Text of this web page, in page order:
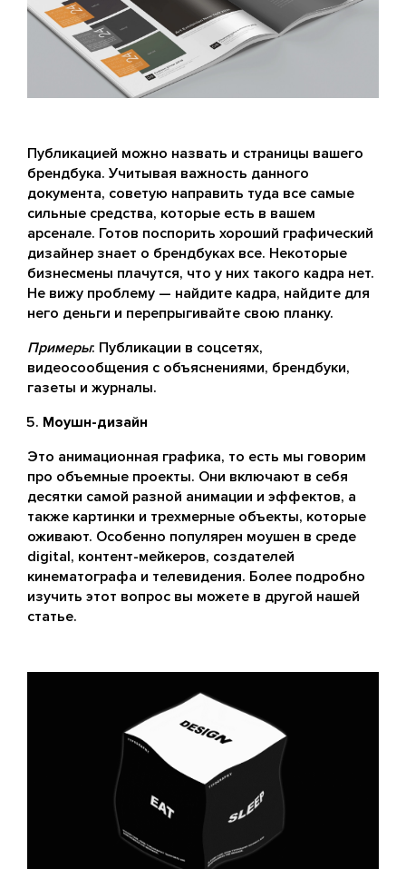
Публикацией можно назвать и страницы вашего
брендбука. Учитывая важность данного
документа, советую направить туда все самые
сильные средства, которые есть в вашем
арсенале. Готов поспорить хороший графический
дизайнер знает о брендбуках все. Некоторые
бизнесмены плачутся, что у них такого кадра нет.
Не вижу проблему — найдите кадра, найдите для
него деньги и перепрыгивайте свою планку.
Примеры: Публикации в соцсетях,
видеосообщения с объяснениями, брендбуки,
газеты и журналы.
Моушн-дизайн
Это анимационная графика, то есть мы говорим
про объемные проекты. Они включают в себя
десятки самой разной анимации и эффектов, а
также картинки и трехмерные объекты, которые
оживают. Особенно популярен моушен в среде
digital, контент-мейкеров, создателей
кинематографа и телевидения. Более подробно
изучить этот вопрос вы можете в другой нашей
статье.